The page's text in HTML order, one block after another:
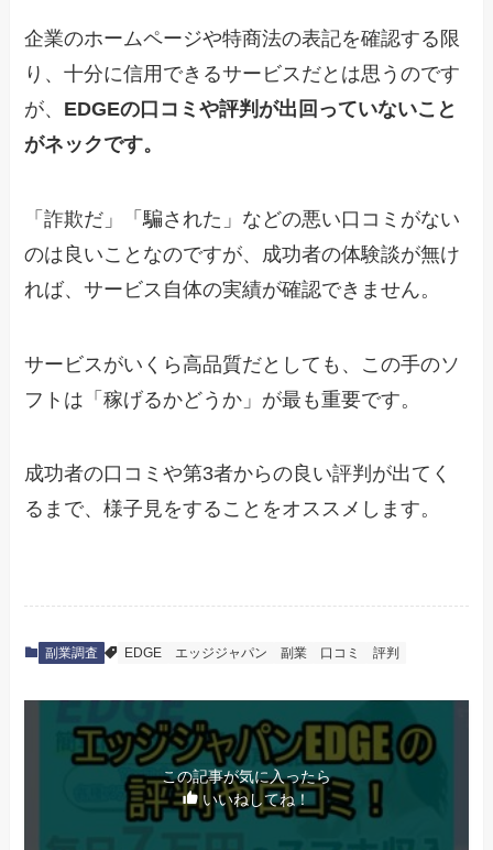
企業のホームページや特商法の表記を確認する限
り、十分に信用できるサービスだとは思うのです
が、 EDGEの口コミや評判が出回っていないこと
がネックです。
「詐欺だ」「騙された」などの悪い口コミがない
のは良いことなのですが、成功者の体験談が無け
れば、サービス自体の実績が確認できません。
サービスがいくら高品質だとしても、この手のソ
フトは「稼げるかどうか」が最も重要です。
成功者の口コミや第3者からの良い評判が出てく
るまで、様子見をすることをオススメします。
副業調査 EDGE エッジジャパン 副業 口コミ 評判
この記事が気に入ったら
いいねしてね！